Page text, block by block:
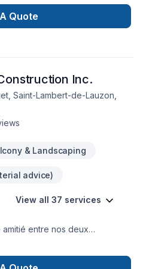
Quote
Inc.
Saint-Lambert-de-Lauzon,
& Landscaping
advice)
View all 37 services
pleine expansion sur la Rive-
entrepreneur général dans le